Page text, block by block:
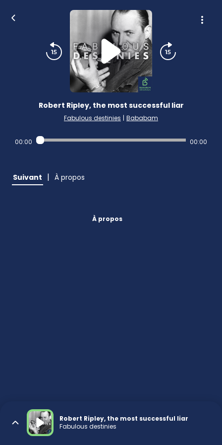
Robert Ripley, the most successful liar
Fabulous destinies | Bababam
00:00 00:00
Suivant | À propos
À propos
Robert Ripley, the most successful liar
Fabulous destinies